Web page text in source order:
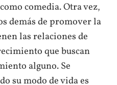
comedia. Otra vez,
demás de promover la
las relaciones de
que buscan
alguno. Se
su modo de vida es